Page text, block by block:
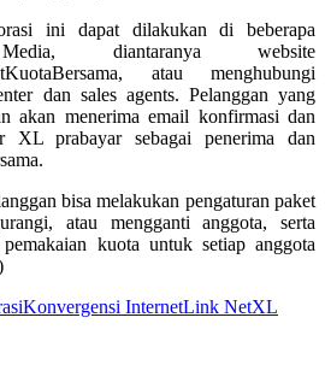
ini dapat dilakukan di beberapa
diantaranya website
atau menghubungi
dan sales agents. Pelanggan yang
akan menerima email konfirmasi dan
XL prabayar sebagai penerima dan
bisa melakukan pengaturan paket
atau mengganti anggota, serta
kuota untuk setiap anggota
Konvergensi InternetLink NetXL